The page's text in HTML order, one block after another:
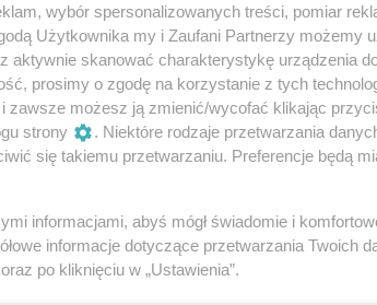
wybór spersonalizowanych treści, pomiar
Użytkownika my i Zaufani Partnerzy możemy
aktywnie skanować charakterystykę urządzenia
prosimy o zgodę na korzystanie z tych
i zawsze możesz ją zmienić/wycofać klikając
strony
. Niektóre rodzaje przetwarzania
się takiemu przetwarzaniu. Preferencje będą
informacjami, abyś mógł świadomie i
informacje dotyczące przetwarzania Twoich
oraz po kliknięciu w „Ustawienia”.